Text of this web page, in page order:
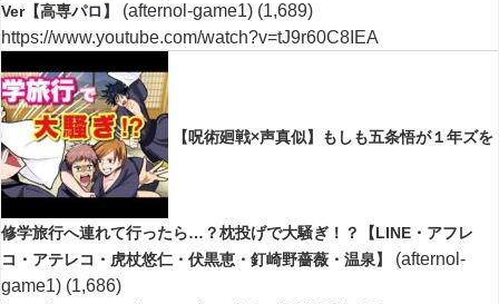
Ver【高専パロ】 (afternol-game1) (1,689)
https://www.youtube.com/watch?v=tJ9r60C8IEA
【呪術廻戦×声真似】もしも五条悟が１年ズを
修学旅行へ連れて行ったら…？枕投げで大騒ぎ！？【LINE・アフレ
コ・アテレコ・虎杖悠仁・伏黒恵・釘崎野薔薇・温泉】
(afternol-
game1) (1,686)